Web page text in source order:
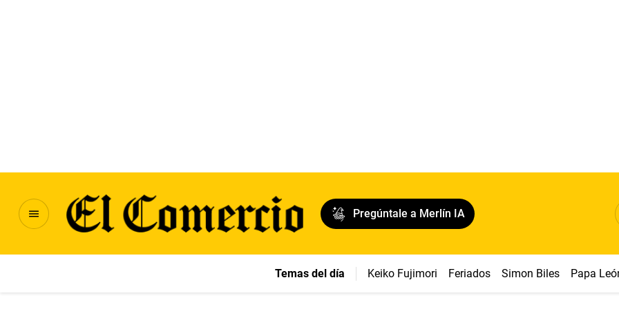
Pregúntale a Merlín IA
Temas del día Keiko Fujimori Feriados Simon Biles Papa